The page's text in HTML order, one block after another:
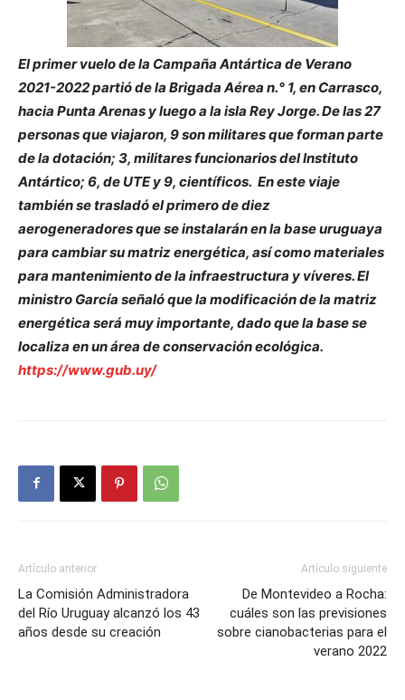
El primer vuelo de la Campaña Antártica de Verano
2021-2022 partió de la Brigada Aérea n.° 1, en Carrasco,
hacia Punta Arenas y luego a la isla Rey Jorge. De las 27
personas que viajaron, 9 son militares que forman parte
de la dotación; 3, militares funcionarios del Instituto
Antártico; 6, de UTE y 9, científicos. En este viaje
también se trasladó el primero de diez
aerogeneradores que se instalarán en la base uruguaya
para cambiar su matriz energética, así como materiales
para mantenimiento de la infraestructura y víveres. El
ministro García señaló que la modificación de la matriz
energética será muy importante, dado que la base se
localiza en un área de conservación ecológica.
https://www.gub.uy/
Artículo anterior
La Comisión Administradora
del Río Uruguay alcanzó los 43
años desde su creación
Artículo siguiente
De Montevideo a Rocha:
cuáles son las previsiones
sobre cianobacterias para el
verano 2022